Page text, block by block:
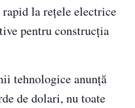
la rețele electrice
pentru construcția
tehnologice anunță
de dolari, nu toate